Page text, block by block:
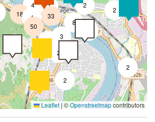
2
2
2
2
2
8
4
4
18
7
2
3
50
33
Leaflet |©Openstreetmapcontributors